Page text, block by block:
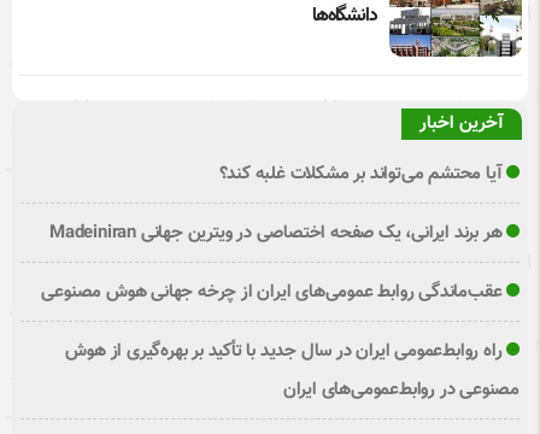
دانشگاه‌ها
آخرین اخبار
آیا محتشم می‌تواند بر مشکلات غلبه کند؟
هر برند ایرانی، یک صفحه اختصاصی در ویترین جهانی Madeiniran
عقب‌ماندگی روابط عمومی‌های ایران از چرخه جهانی هوش مصنوعی
راه روابط‌عمومی ایران در سال جدید با تأکید بر بهره‌گیری از هوش
مصنوعی در روابط‌عمومی‌های ایران